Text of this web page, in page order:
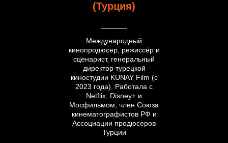
(Турция)
Международный
кинопродюсер, режиссёр и
сценарист, генеральный
директор турецкой
киностудии KUNAY Film (с
2023 года). Работала с
Netflix, Disney+ и
Мосфильмом, член Союза
кинематографистов РФ и
Ассоциации продюсеров
Турции